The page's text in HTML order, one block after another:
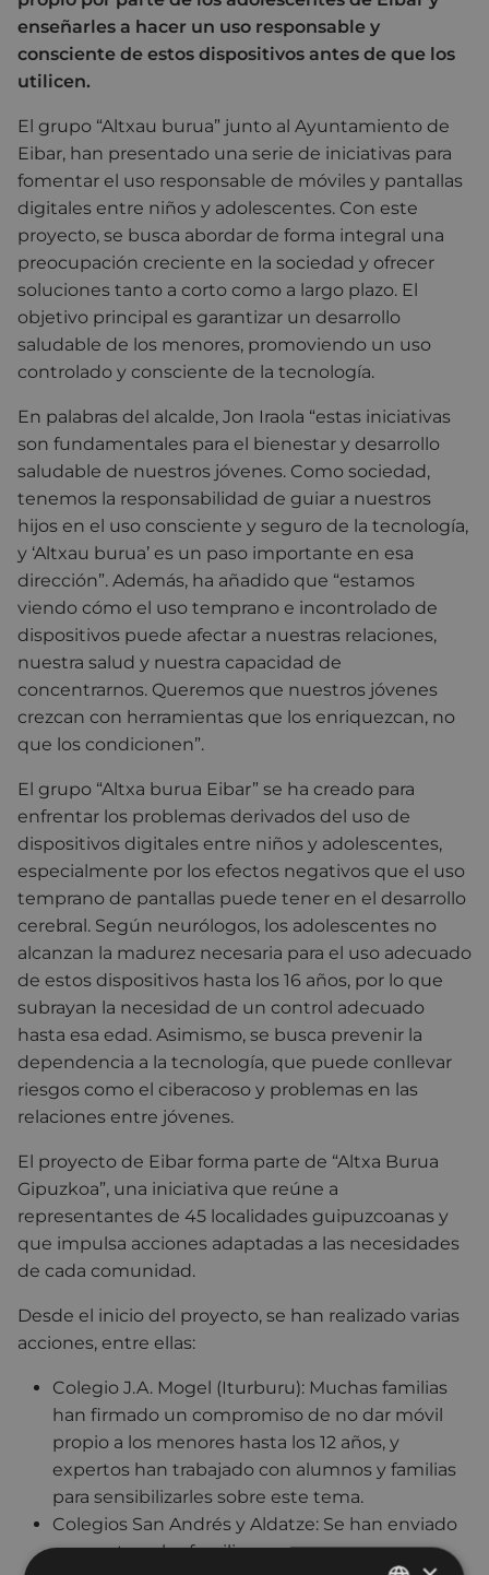
enseñarles a hacer un uso responsable y
consciente de estos dispositivos antes de que los
utilicen.
El grupo “Altxau burua” junto al Ayuntamiento de
Eibar, han presentado una serie de iniciativas para
fomentar el uso responsable de móviles y pantallas
digitales entre niños y adolescentes. Con este
proyecto, se busca abordar de forma integral una
preocupación creciente en la sociedad y ofrecer
soluciones tanto a corto como a largo plazo. El
objetivo principal es garantizar un desarrollo
saludable de los menores, promoviendo un uso
controlado y consciente de la tecnología.
En palabras del alcalde, Jon Iraola “estas iniciativas
son fundamentales para el bienestar y desarrollo
saludable de nuestros jóvenes. Como sociedad,
tenemos la responsabilidad de guiar a nuestros
hijos en el uso consciente y seguro de la tecnología,
y ‘Altxau burua’ es un paso importante en esa
dirección”. Además, ha añadido que “estamos
viendo cómo el uso temprano e incontrolado de
dispositivos puede afectar a nuestras relaciones,
nuestra salud y nuestra capacidad de
concentrarnos. Queremos que nuestros jóvenes
crezcan con herramientas que los enriquezcan, no
que los condicionen”.
El grupo “Altxa burua Eibar” se ha creado para
enfrentar los problemas derivados del uso de
dispositivos digitales entre niños y adolescentes,
especialmente por los efectos negativos que el uso
temprano de pantallas puede tener en el desarrollo
cerebral. Según neurólogos, los adolescentes no
alcanzan la madurez necesaria para el uso adecuado
de estos dispositivos hasta los 16 años, por lo que
subrayan la necesidad de un control adecuado
hasta esa edad. Asimismo, se busca prevenir la
dependencia a la tecnología, que puede conllevar
riesgos como el ciberacoso y problemas en las
relaciones entre jóvenes.
El proyecto de Eibar forma parte de “Altxa Burua
Gipuzkoa”, una iniciativa que reúne a
representantes de 45 localidades guipuzcoanas y
que impulsa acciones adaptadas a las necesidades
de cada comunidad.
Desde el inicio del proyecto, se han realizado varias
acciones, entre ellas:
Colegio J.A. Mogel (Iturburu): Muchas familias
han firmado un compromiso de no dar móvil
propio a los menores hasta los 12 años, y
expertos han trabajado con alumnos y familias
para sensibilizarles sobre este tema.
Colegios San Andrés y Aldatze: Se han enviado
encuestas a las familias para conocer su